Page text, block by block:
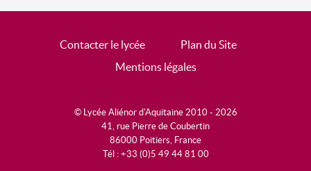
Contacter le lycée
Plan du Site
Mentions légales
© Lycée Aliénor d'Aquitaine 2010 - 2026
41, rue Pierre de Coubertin
86000 Poitiers, France
Tél : +33 (0)5 49 44 81 00